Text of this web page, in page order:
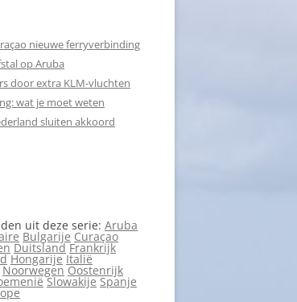
nieuwe ferryverbinding
op Aruba
door extra KLM-vluchten
wat je moet weten
sluiten akkoord
uit deze serie: Aruba
Bulgarije Curaçao
Duitsland Frankrijk
Hongarije Italië
Noorwegen Oostenrijk
Slowakije Spanje